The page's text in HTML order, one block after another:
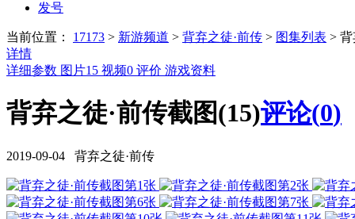
发号
当前位置： 17173 > 新游频道 > 背弃之徒·前传 > 图集列表 > 背
详情
详细参数 图片15 视频0 评价 游戏资料
背弃之徒·前传截图(15)评论(0)
2019-09-04 背弃之徒·前传